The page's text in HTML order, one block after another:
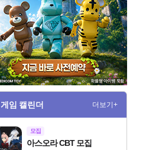
게임 캘린더 더보기+
모집
아스오라 CBT 모집